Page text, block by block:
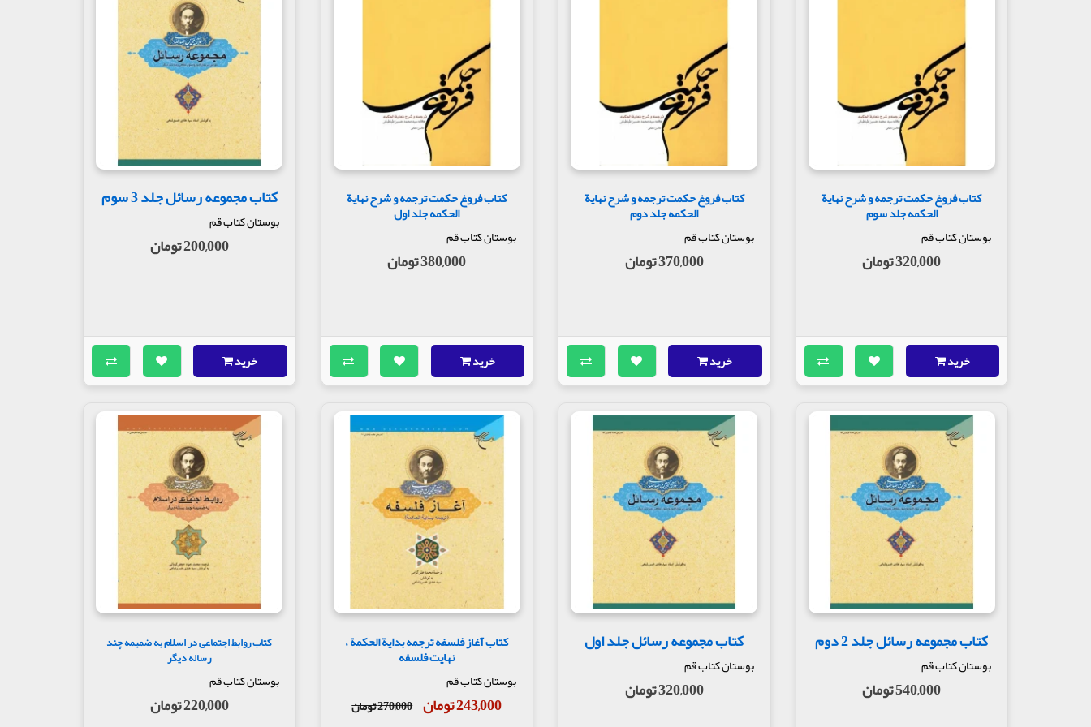
کتاب فروغ حکمت ترجمه و شرح نهایة
الحکمه جلد سوم
بوستان کتاب قم
320,000 تومان
خرید
کتاب فروغ حکمت ترجمه و شرح نهایة
الحکمه جلد دوم
بوستان کتاب قم
370,000 تومان
خرید
کتاب فروغ حکمت ترجمه و شرح نهایة
الحکمه جلد اول
بوستان کتاب قم
380,000 تومان
خرید
کتاب مجموعه رسائل جلد 3 سوم
بوستان کتاب قم
200,000 تومان
خرید
کتاب مجموعه رسائل جلد 2 دوم
بوستان کتاب قم
540,000 تومان
کتاب مجموعه رسائل جلد اول
بوستان کتاب قم
320,000 تومان
کتاب آغاز فلسفه ترجمه بدایة الحکمة ،
نهایت فلسفه
بوستان کتاب قم
243,000 تومان 270,000 تومان
کتاب روابط اجتماعی در اسلام به ضمیمه چند
رساله دیگر
بوستان کتاب قم
220,000 تومان